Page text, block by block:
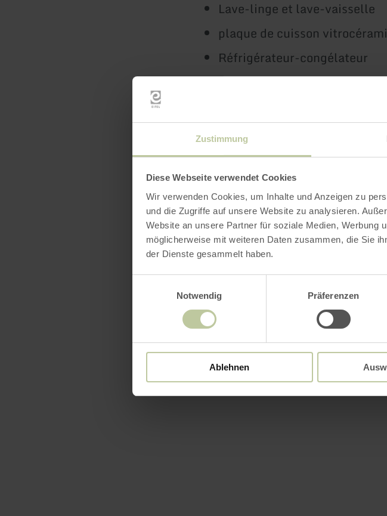
Zustimmung
Diese Webseite verwendet Cookies
Wir verwenden Cookies, um Inhalte und Anzeigen zu
und die Zugriffe auf unsere Website zu analysieren.
Website an unsere Partner für soziale Medien, Werbung
möglicherweise mit weiteren Daten zusammen, die Sie
der Dienste gesammelt haben.
Notwendig
Präferenzen
Ablehnen
Lave-linge et lave-vaisselle
plaque de cuisson
Réfrigérateur-congélateur
Four à micro-ondes
Bouilloire électrique,
Mixeur plongeant
Fer à repasser, séchoir à linge
Plus
Équipements